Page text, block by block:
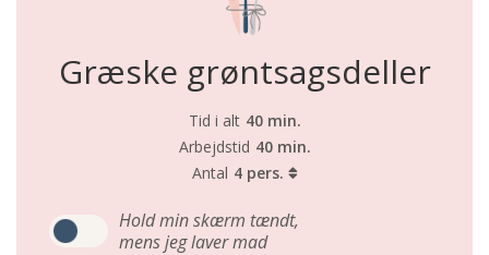
Græske grøntsagsdeller
Tid i alt 40 min.
Arbejdstid 40 min.
Antal 4 pers.
Hold min skærm tændt,
mens jeg laver mad